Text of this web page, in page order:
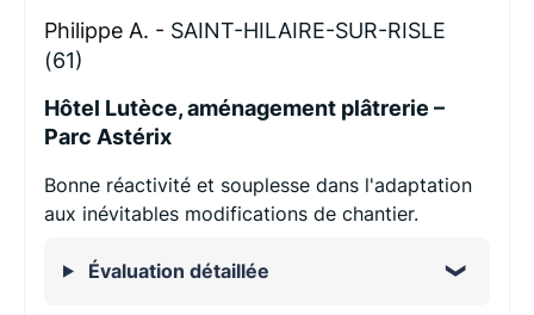
Philippe A. - SAINT-HILAIRE-SUR-RISLE
(61)
Hôtel Lutèce, aménagement plâtrerie –
Parc Astérix
Bonne réactivité et souplesse dans l'adaptation
aux inévitables modifications de chantier.
Évaluation détaillée